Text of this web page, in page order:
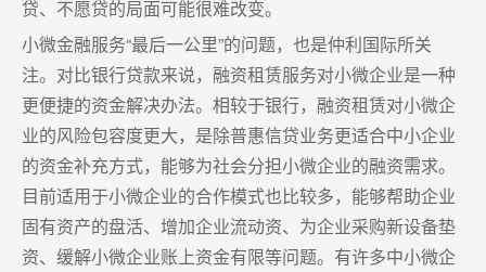
贷、不愿贷的局面可能很难改变。
小微金融服务“最后一公里”的问题，也是仲利国际所关
注。对比银行贷款来说，融资租赁服务对小微企业是一种
更便捷的资金解决办法。相较于银行，融资租赁对小微企
业的风险包容度更大，是除普惠信贷业务更适合中小企业
的资金补充方式，能够为社会分担小微企业的融资需求。
目前适用于小微企业的合作模式也比较多，能够帮助企业
固有资产的盘活、增加企业流动资、为企业采购新设备垫
资、缓解小微企业账上资金有限等问题。有许多中小微企